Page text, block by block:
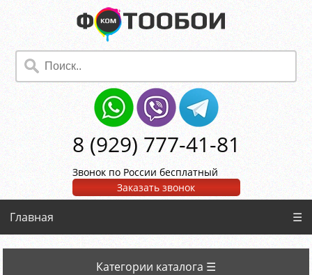
8 (929) 777-41-81
Звонок по России бесплатный
Заказать звонок
Главная ☰
Категории каталога ☰